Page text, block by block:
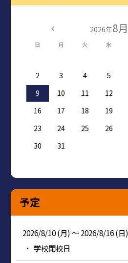
2026年8月
日 月 火 水
2
3 4 5
9
10 11 12
16
17 18 19
23
24 25 26
30
31
予定
2026/8/10 (月) ～ 2026/8/16 (日)
学校閉校日